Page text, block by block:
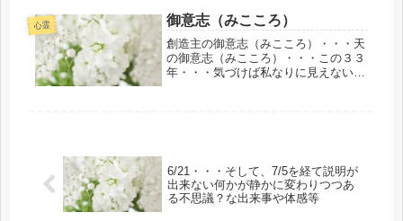
内のご報告をさせていただきます。お
手数をおかけいたしますが、当ブログ
「...
心霊 御意志（みこころ）
創造主の御意志（みこころ）・・・天
の御意志（みこころ）・・・この３３
年・・・気づけば私なりに見えない世
6/21・・・そして、7/5を経て説明が
出来ない何かが静かに変わりつつあ
る不思議？な出来事や体感等